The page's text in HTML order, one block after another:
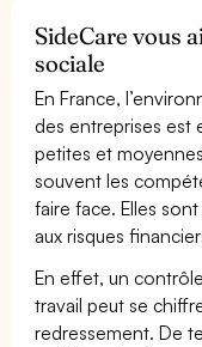
SideCare vous
sociale
En France,
des entreprises est
petites et
souvent les
faire face. Elles
aux risques
En effet, un
travail peut se
redressement. De